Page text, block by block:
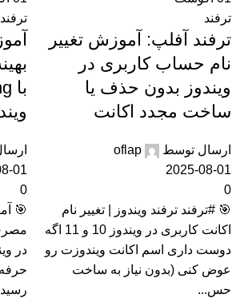
ترفند
ترفند آفلپ: آموزش تغییر
نام حساب کاربری در
ویندوز بدون حذف یا
ساخت مجدد اکانت
ارسال توسط
oflap
2025-08-01
0
🎯 #ترفند ترفند ویندوز | تغییر نام
اکانت کاربری در ویندوز 10 و 11 اگه
دوست داری اسم اکانت ویندوزت رو
عوض کنی (بدون نیاز به ساخت
حس...
ترفند
01
0
🎯